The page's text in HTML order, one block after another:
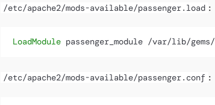
/etc/apache2/mods-available/passenger.load :
LoadModule passenger_module /var/lib/gems/
/etc/apache2/mods-available/passenger.conf :